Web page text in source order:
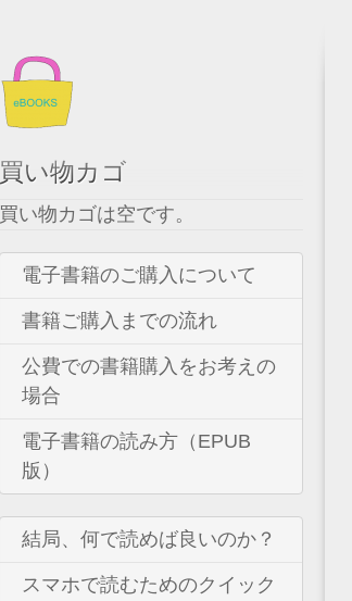
買い物カゴ
買い物カゴは空です。
電子書籍のご購入について
書籍ご購入までの流れ
公費での書籍購入をお考えの
場合
電子書籍の読み方（EPUB
版）
結局、何で読めば良いのか？
スマホで読むためのクイック